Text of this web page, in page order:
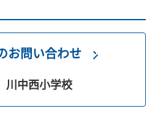
お問い合わせ
川中西小学校